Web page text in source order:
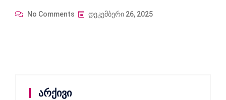
No Comments დეკემბერი 26, 2025
არქივი